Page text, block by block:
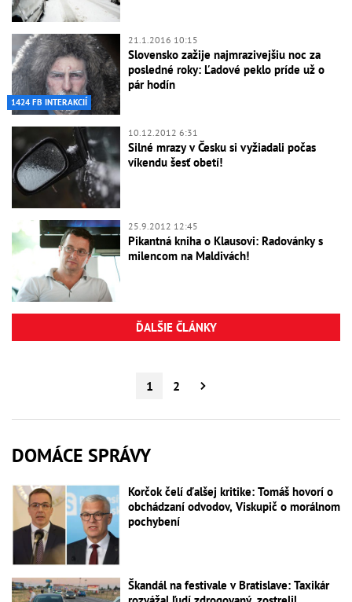
1424 FB INTERAKCIÍ
21.1.2016 10:15
Slovensko zažije najmrazivejšiu noc za
posledné roky: Ľadové peklo príde už o
pár hodín
10.12.2012 6:31
Silné mrazy v Česku si vyžiadali počas
víkendu šesť obetí!
25.9.2012 12:45
Pikantná kniha o Klausovi: Radovánky s
milencom na Maldivách!
ĎALŠIE ČLÁNKY
1 2
DOMÁCE SPRÁVY
Korčok čelí ďalšej kritike: Tomáš hovorí o
obchádzaní odvodov, Viskupič o morálnom
pochybení
Škandál na festivale v Bratislave: Taxikár